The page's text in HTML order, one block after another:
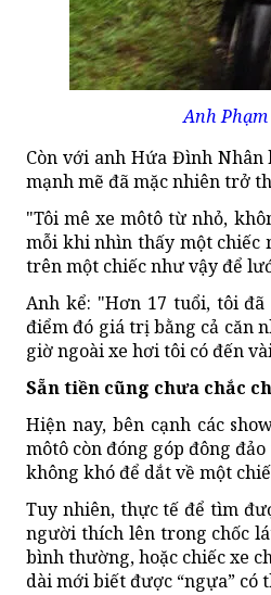
Anh
Còn với anh Hứa Đình
mạnh mẽ đã mặc nhiên trở
"Tôi mê xe môtô từ nhỏ,
mỗi khi nhìn thấy một chiếc
trên một chiếc như vậy để
Anh kể: "Hơn 17 tuổi, tôi
điểm đó giá trị bằng cả căn
giờ ngoài xe hơi tôi có đến
Sẵn tiền cũng chưa chắc
Hiện nay, bên cạnh các
môtô còn đóng góp đông
không khó để dắt về một
Tuy nhiên, thực tế để tìm
người thích lên trong chốc
bình thường, hoặc chiếc xe
dài mới biết được “ngựa” có